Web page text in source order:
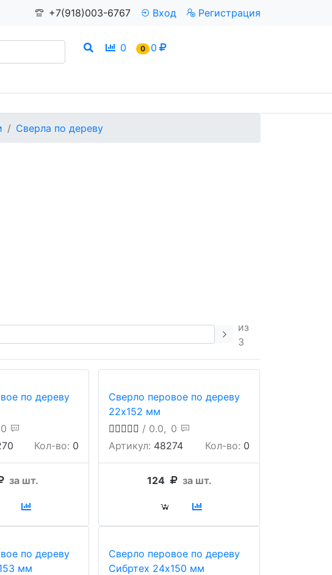
+7(918)003-6767 Вход Регистрация
0 0 0
Сверла по дереву
из
3
по дереву
0
Кол-во: 0
за шт.
Сверло перовое по дереву
22х152 мм
/ 0.0, 0
Артикул: 48274 Кол-во: 0
124 за шт.
по дереву
мм
Сверло перовое по дереву
Сибртех 24х150 мм